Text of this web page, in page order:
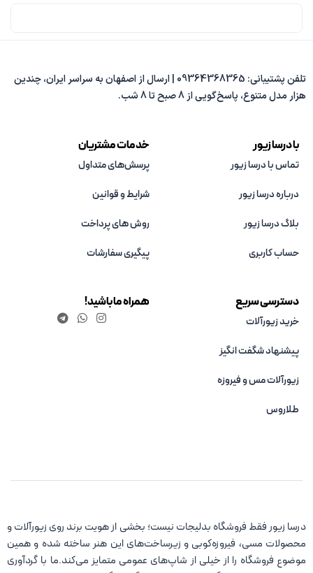
تلفن پشتیبانی: 09364368365 | ارسال از اصفهان به سراسر ایران، چندین
هزار مدل متنوع، پاسخ‌گویی از 8 صبح تا 8 شب.
با درسا زیور
تماس با درسا زیور
درباره درسا زیور
بلاگ درسا زیور
حساب کاربری
خدمات مشتریان
پرسش‌های متداول
شرایط و قوانین
روش های پرداخت
پیگیری سفارشات
دسترسی سریع
خرید زیورآلات
پیشنهاد شگفت انگیز
زیورآلات مس و فیروزه‌
طلاروس
همراه ما باشید!
درسا زیور فقط فروشگاه بدلیجات نیست؛ بخشی از هویت برند روی زیورآلات و
محصولات مسی، فیروزه‌کوبی و زیرساخت‌های این هنر ساخته شده و همین
موضوع فروشگاه را از خیلی از شاپ‌های عمومی متمایز می‌کند.ما با گردآوری